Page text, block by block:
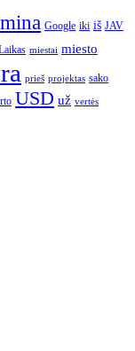
Google iki iš JAV
miestai miesto
prieš projektas sako
USD už vertės